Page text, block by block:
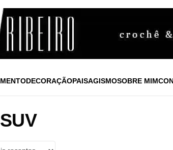
DECORAÇÃOPAISAGISMOSOBRE MIM
SUV